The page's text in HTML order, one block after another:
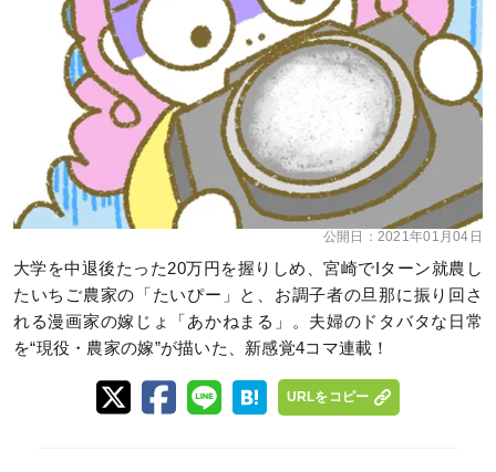
公開日： 2021年01月04日
大学を中退後たった20万円を握りしめ、宮崎でIターン就農し
たいちご農家の「たいぴー」と、お調子者の旦那に振り回さ
れる漫画家の嫁じょ「あかねまる」。夫婦のドタバタな日常
を“現役・農家の嫁”が描いた、新感覚4コマ連載！
URLをコピー